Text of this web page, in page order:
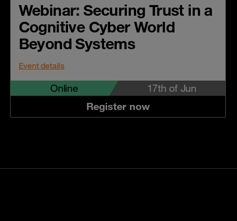
Webinar: Securing Trust in a
Cognitive Cyber World
Beyond Systems
Event details
Online 17th of Jun
Register now